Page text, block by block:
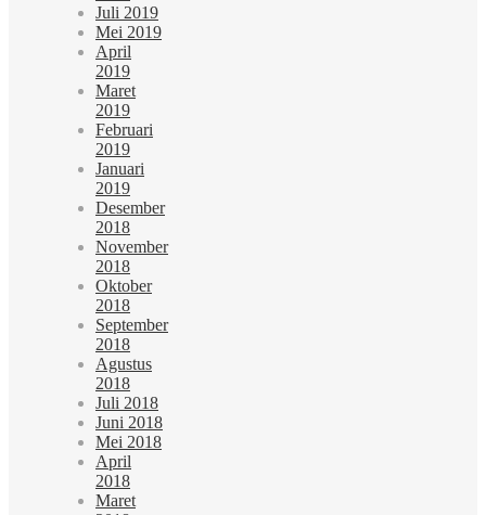
Juli 2019
Mei 2019
April
2019
Maret
2019
Februari
2019
Januari
2019
Desember
2018
November
2018
Oktober
2018
September
2018
Agustus
2018
Juli 2018
Juni 2018
Mei 2018
April
2018
Maret